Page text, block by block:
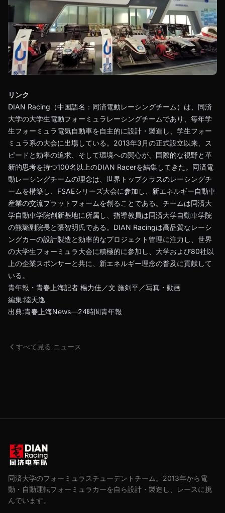
リンク
DIAN Racing（中国語名：同済電動レーシングチーム）は、同済
大学の大学生電動フォーミュラレーシングチームであり、毎年学
生フォーミュラ電気自動車を自主的に設計・製造し、学生フォー
ミュラ系の大会に出場している。2013年3月の正式設立以来、ス
ピードと効率の追求、そして環境への関心が、国際的な視野と革
新的思考を持つ100名以上のDIAN Racerを結集してきた。同済電
動レーシングチームの理念は、世界トップクラスのレーシングチ
ームを構築し、FSAEシリーズ大会に参加し、新エネルギー自動車
産業の交流プラットフォームを創ることである。チームは同済大
学自動車学院創新基地に所属し、指導教員は同済大学自動車学院
の熊璐副院長と張智明氏である。DIAN Racingは高品質なレーシ
ングカーの設計製造と効率的なプロジェクト管理に注力し、世界
の大学生フォーミュラ大会に積極的に参加し、大学および80社以
上の企業スポンサーと共に、新エネルギー理念の普及に貢献して
いる。
青年報・青春上海記者 楊力佳／文 施剣平／写真・動画
編集:陸天逸
出典:青春上海News—24時間青年報
すべて見る ニュース
同済大学のフォーミュラスチューデントチーム。2013年から電
動・自動運転フォーミュラカーを自ら設計・製造し、レースに挑
んでいます。